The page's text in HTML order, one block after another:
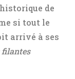
de
si tout le
arrivé à ses
filantes